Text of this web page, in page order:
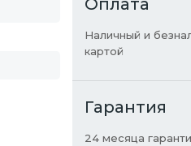
Оплата
Наличный и
картой
Гарантия
24 месяца